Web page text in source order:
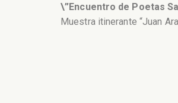
\”Encuentro de Poetas
Muestra itinerante “Juan